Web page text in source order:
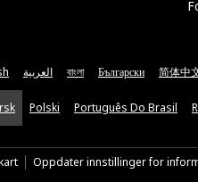
العربية বাংলা Български 简体中
Polski Português Do Brasil
Oppdater innstillinger for